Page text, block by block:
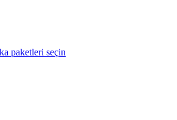
paketleri seçin